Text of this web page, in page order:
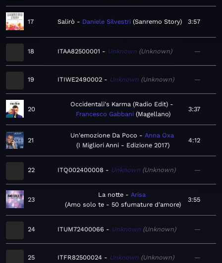
17 Salirò Daniele Silvestri Sanremo Story 3:57
18 ITAA82500001 Unknown Unknown —
19 ITIWE2490002 Unknown Unknown —
20
Occidentali's Karma (Radio Edit)
Francesco Gabbani Magellano
3:37
21
Un'emozione Da Poco
Anna Oxa
I Migliori Anni - Edizione 2017
4:12
22 ITQ002400008 Unknown Unknown —
23
La notte
Arisa
Amo solo te - 50 sfumature d'amore
3:55
24 ITUM72400066 Unknown Unknown —
25 ITFR82500024 Unknown Unknown —